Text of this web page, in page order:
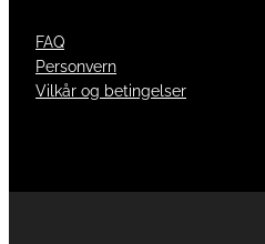
FAQ
Personvern
Vilkår og betingelser